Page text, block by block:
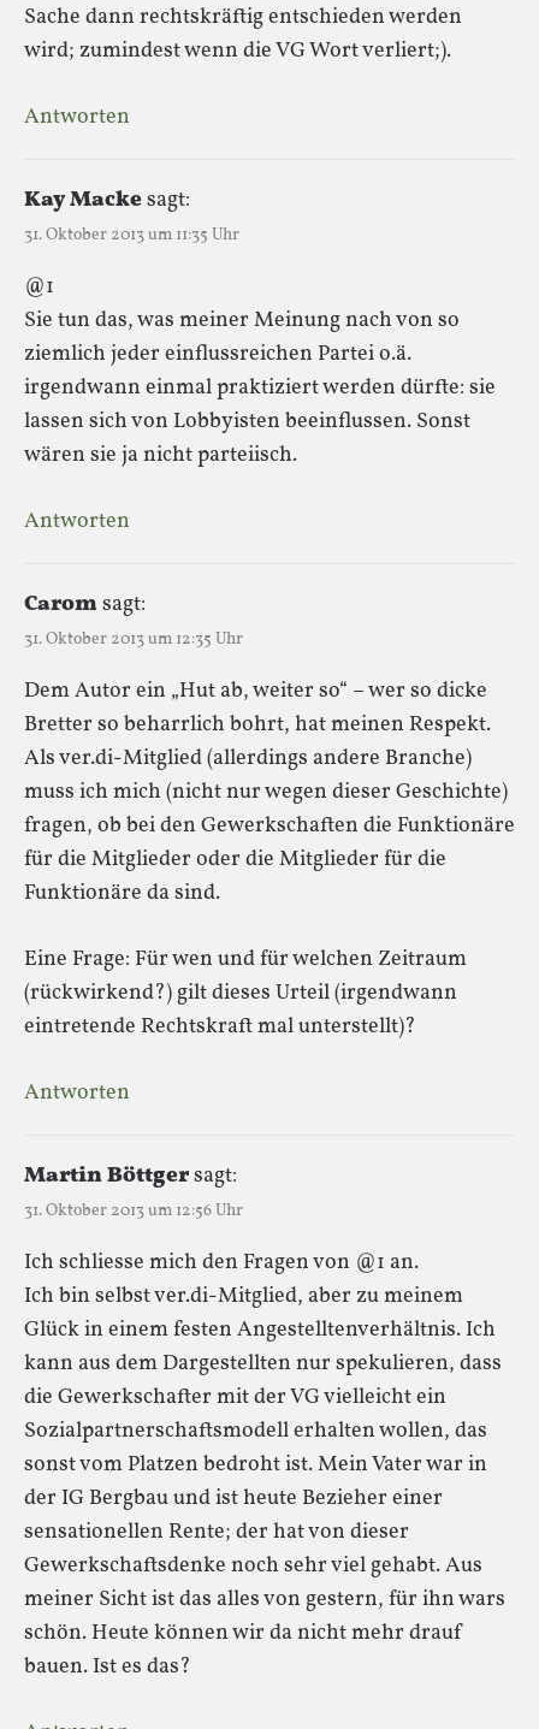
Sache dann rechtskräftig entschieden werden
wird; zumindest wenn die VG Wort verliert;).
Antworten
Kay Mackesagt:
31. Oktober 2013 um 11:35 Uhr
@1
Sie tun das, was meiner Meinung nach von so
ziemlich jeder einflussreichen Partei o.ä.
irgendwann einmal praktiziert werden dürfte: sie
lassen sich von Lobbyisten beeinflussen. Sonst
wären sie ja nicht parteiisch.
Antworten
Caromsagt:
31. Oktober 2013 um 12:35 Uhr
Dem Autor ein „Hut ab, weiter so“ – wer so dicke
Bretter so beharrlich bohrt, hat meinen Respekt.
Als ver.di-Mitglied (allerdings andere Branche)
muss ich mich (nicht nur wegen dieser Geschichte)
fragen, ob bei den Gewerkschaften die Funktionäre
für die Mitglieder oder die Mitglieder für die
Funktionäre da sind.
Eine Frage: Für wen und für welchen Zeitraum
(rückwirkend?) gilt dieses Urteil (irgendwann
eintretende Rechtskraft mal unterstellt)?
Antworten
Martin Böttgersagt:
31. Oktober 2013 um 12:56 Uhr
Ich schliesse mich den Fragen von @1 an.
Ich bin selbst ver.di-Mitglied, aber zu meinem
Glück in einem festen Angestelltenverhältnis. Ich
kann aus dem Dargestellten nur spekulieren, dass
die Gewerkschafter mit der VG vielleicht ein
Sozialpartnerschaftsmodell erhalten wollen, das
sonst vom Platzen bedroht ist. Mein Vater war in
der IG Bergbau und ist heute Bezieher einer
sensationellen Rente; der hat von dieser
Gewerkschaftsdenke noch sehr viel gehabt. Aus
meiner Sicht ist das alles von gestern, für ihn wars
schön. Heute können wir da nicht mehr drauf
bauen. Ist es das?